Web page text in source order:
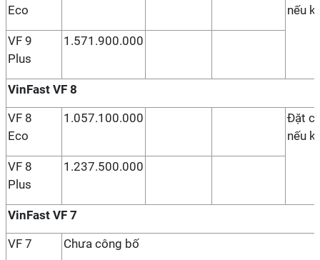
Eco
nếu
VF 9
Plus
1.571.900.000
VinFast VF 8
VF 8
Eco
1.057.100.000
Đặt
nếu
VF 8
Plus
1.237.500.000
VinFast VF 7
VF 7
Chưa công bố